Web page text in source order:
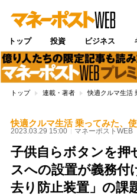
トップ 投資 ビジネス
トップ 連載・著者 快適クルマ生活
快適クルマ生活 乗ってみた、
2023.03.29 15:00 マネーポストWEB
子供自らボタンを
スへの設置が義務付
去り防止装置」の課